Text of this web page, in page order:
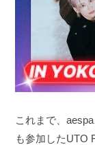
これまで、
も参加したUTO